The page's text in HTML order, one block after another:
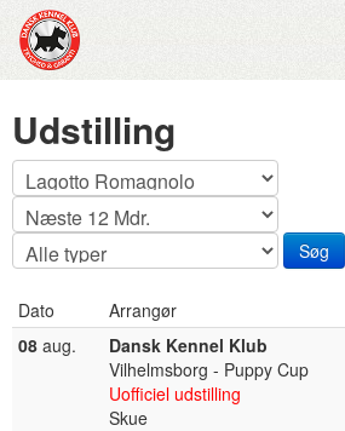
Udstilling
Dato
Arrangør
08 aug.
Dansk Kennel Klub
Vilhelmsborg - Puppy Cup
Uofficiel udstilling
Skue